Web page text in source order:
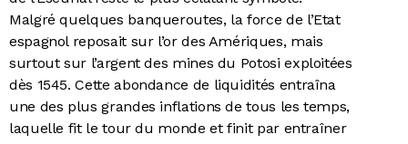
taxatoire…).
Dans nos régions, il est resté avec Charlemagne le
souverain par excellence ainsi que celui qui
répandit la «culture flamande» (c’est-à-dire celles
des Pays-Bas) dans toute l’Europe: la peinture, la
Malgré quelques banqueroutes, la force de l’Etat
espagnol reposait sur l’or des Amériques, mais
surtout sur l’argent des mines du Potosi exploitées
dès 1545. Cette abondance de liquidités entraîna
une des plus grandes inflations de tous les temps,
laquelle fit le tour du monde et finit par entraîner